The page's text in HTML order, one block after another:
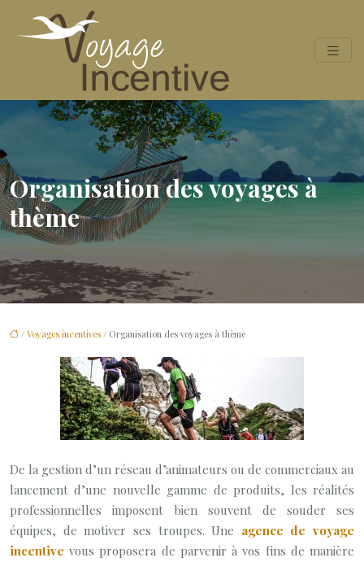
Organisation des voyages à
thème
/ Voyages incentives / Organisation des voyages à thème
De la gestion d’un réseau d’animateurs ou de commerciaux au
lancement d’une nouvelle gamme de produits, les réalités
professionnelles imposent bien souvent de souder ses
équipes, de motiver ses troupes. Une agence de voyage
incentive vous proposera de parvenir à vos fins de manière